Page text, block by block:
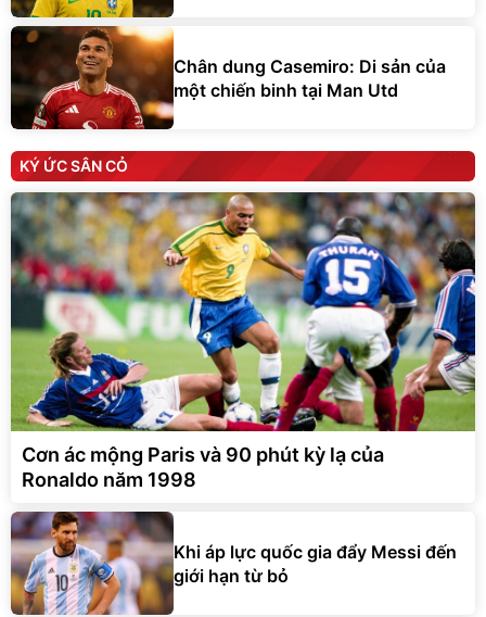
Chân dung Casemiro: Di sản của
một chiến binh tại Man Utd
KÝ ỨC SÂN CỎ
Cơn ác mộng Paris và 90 phút kỳ lạ của
Ronaldo năm 1998
Khi áp lực quốc gia đẩy Messi đến
giới hạn từ bỏ